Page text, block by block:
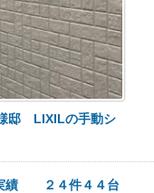
邸 LIXILの手動シ
実績 ２４件４４台